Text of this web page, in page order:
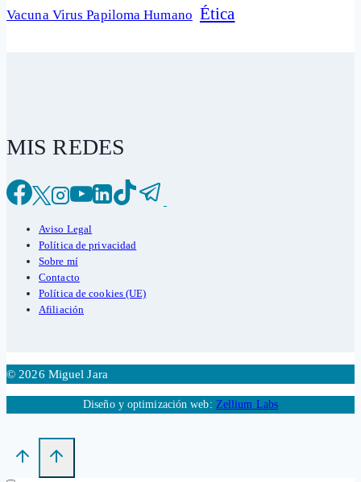
Vacuna Virus Papiloma Humano Ética
MIS REDES
Aviso Legal
Política de privacidad
Sobre mí
Contacto
Política de cookies (UE)
Afiliación
© 2026 Miguel Jara
Diseño y optimización web: Zellium Labs